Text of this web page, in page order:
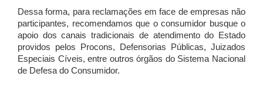
Dessa forma, para reclamações em face de empresas não
participantes, recomendamos que o consumidor busque o
apoio dos canais tradicionais de atendimento do Estado
providos pelos Procons, Defensorias Públicas, Juizados
Especiais Cíveis, entre outros órgãos do Sistema Nacional
de Defesa do Consumidor.